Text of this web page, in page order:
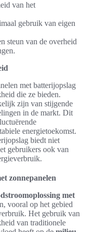
van het
gebruik van eigen
steun van de overheid
met batterijopslag
die ze bieden.
zijn van stijgende
in de markt. Dit
energietoekomst.
biedt niet
gebruikers ook van
zonnepanelen
met
vooral op het gebied
Het gebruik van
van traditionele